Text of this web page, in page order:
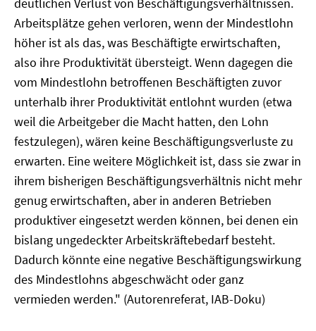
Arbeitsplätze gehen verloren, wenn der Mindestlohn
höher ist als das, was Beschäftigte erwirtschaften,
also ihre Produktivität übersteigt. Wenn dagegen die
vom Mindestlohn betroffenen Beschäftigten zuvor
unterhalb ihrer Produktivität entlohnt wurden (etwa
weil die Arbeitgeber die Macht hatten, den Lohn
festzulegen), wären keine Beschäftigungsverluste zu
erwarten. Eine weitere Möglichkeit ist, dass sie zwar in
ihrem bisherigen Beschäftigungsverhältnis nicht mehr
genug erwirtschaften, aber in anderen Betrieben
produktiver eingesetzt werden können, bei denen ein
bislang ungedeckter Arbeitskräftebedarf besteht.
Dadurch könnte eine negative Beschäftigungswirkung
des Mindestlohns abgeschwächt oder ganz
vermieden werden." (Autorenreferat, IAB-Doku)